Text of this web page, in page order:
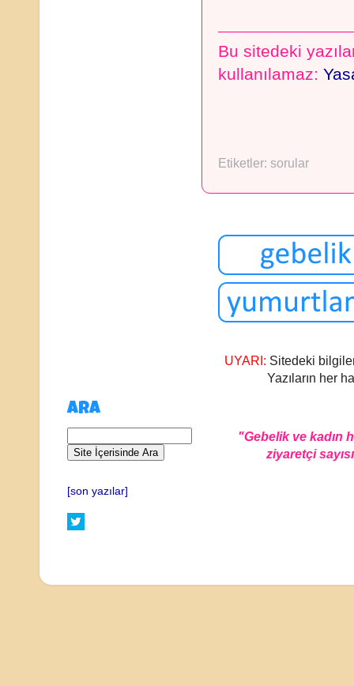
Bu sitedeki
kullanılamaz:
Etiketler: sorular
UYARI: Sitedeki
Yazıların her
"Gebelik ve kadın
ziyaretçi
ARA
[son yazılar]